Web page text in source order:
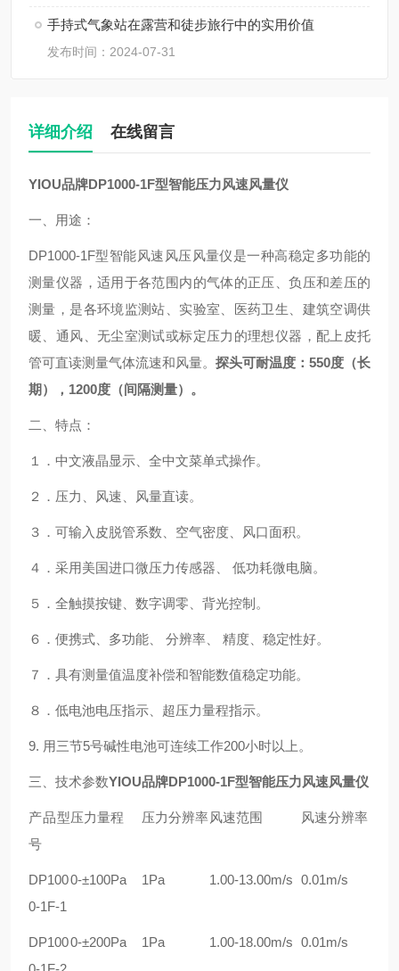
手持式气象站在露营和徒步旅行中的实用价值
发布时间：2024-07-31
详细介绍 在线留言
YIOU品牌DP1000-1F型智能压力风速风量仪
一、用途：
DP1000-1F型智能风速风压风量仪是一种高稳定多功能的
测量仪器，适用于各范围内的气体的正压、负压和差压的
测量，是各环境监测站、实验室、医药卫生、建筑空调供
暖、通风、无尘室测试或标定压力的理想仪器，配上皮托
管可直读测量气体流速和风量。 探头可耐温度： 550度（长
期）， 1200度（间隔测量）。
二、特点：
１．中文液晶显示、全中文菜单式操作。
２．压力、风速、风量直读。
３．可输入皮脱管系数、空气密度、风口面积。
４．采用美国进口微压力传感器、 低功耗微电脑。
５．全触摸按键、数字调零、背光控制。
６．便携式、多功能、 分辨率、 精度、稳定性好。
７．具有测量值温度补偿和智能数值稳定功能。
８．低电池电压指示、超压力量程指示。
9. 用三节5号碱性电池可连续工作200小时以上。
三、技术参数YIOU品牌DP1000-1F型智能压力风速风量仪
产品型
号
压力量程 压力分辨率风速范围 风速分辨率
DP100
0-1F-1
0-±100Pa 1Pa 1.00-13.00m/s 0.01m/s
DP1000-±200Pa 1Pa 1.00-18.00m/s 0.01m/s